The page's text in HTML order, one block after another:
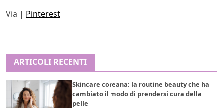
Via | Pinterest
ARTICOLI RECENTI
Skincare coreana: la routine beauty che ha
cambiato il modo di prendersi cura della
pelle